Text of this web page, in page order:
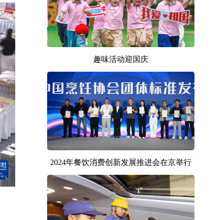
趣味活动迎国庆
2024年餐饮消费创新发展推进会在京举行